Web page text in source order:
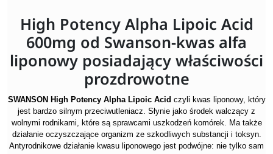
High Potency Alpha Lipoic Acid
600mg od Swanson-kwas alfa
liponowy posiadający właściwości
prozdrowotne
SWANSON High Potency Alpha Lipoic Acid czyli kwas liponowy, który
jest bardzo silnym przeciwutleniacz. Słynie jako środek walczący z
wolnymi rodnikami, które są sprawcami uszkodzeń komórek. Ma także
działanie oczyszczające organizm ze szkodliwych substancji i toksyn.
Antyrodnikowe działanie kwasu liponowego jest podwójne: nie tylko sam